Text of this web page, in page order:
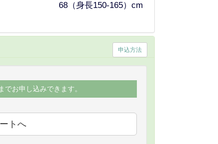
68（身長150-165）cm
申込方法
お申し込みできます。